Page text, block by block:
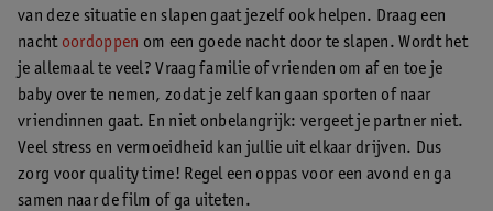
van deze situatie en slapen gaat jezelf ook helpen. Draag een
nacht oordoppen om een goede nacht door te slapen. Wordt het
je allemaal te veel? Vraag familie of vrienden om af en toe je
baby over te nemen, zodat je zelf kan gaan sporten of naar
vriendinnen gaat. En niet onbelangrijk: vergeet je partner niet.
Veel stress en vermoeidheid kan jullie uit elkaar drijven. Dus
zorg voor quality time! Regel een oppas voor een avond en ga
samen naar de film of ga uiteten.